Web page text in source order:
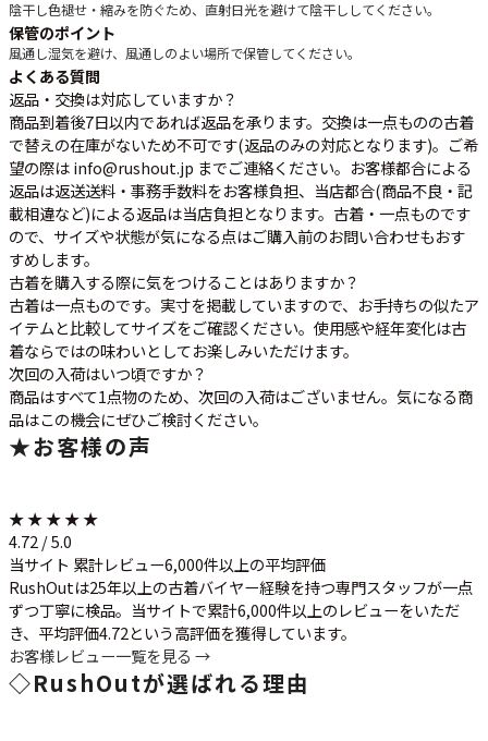
陰干し色褪せ・縮みを防ぐため、直射日光を避けて陰干ししてください。
保管のポイント
風通し湿気を避け、風通しのよい場所で保管してください。
よくある質問
返品・交換は対応していますか？
商品到着後7日以内であれば返品を承ります。交換は一点ものの古着
で替えの在庫がないため不可です(返品のみの対応となります)。ご希
望の際は info@rushout.jp までご連絡ください。お客様都合による
返品は返送送料・事務手数料をお客様負担、当店都合(商品不良・記
載相違など)による返品は当店負担となります。古着・一点ものです
ので、サイズや状態が気になる点はご購入前のお問い合わせもおす
すめします。
古着を購入する際に気をつけることはありますか？
古着は一点ものです。実寸を掲載していますので、お手持ちの似たア
イテムと比較してサイズをご確認ください。使用感や経年変化は古
着ならではの味わいとしてお楽しみいただけます。
次回の入荷はいつ頃ですか？
商品はすべて1点物のため、次回の入荷はございません。気になる商
品はこの機会にぜひご検討ください。
★お客様の声
★ ★ ★ ★ ★
4.72 / 5.0
当サイト 累計レビュー6,000件以上の平均評価
RushOutは25年以上の古着バイヤー経験を持つ専門スタッフが一点
ずつ丁寧に検品。当サイトで累計6,000件以上のレビューをいただ
き、平均評価4.72という高評価を獲得しています。
お客様レビュー一覧を見る →
◇RushOutが選ばれる理由